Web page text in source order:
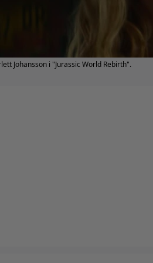
Johansson i "Jurassic World Rebirth".